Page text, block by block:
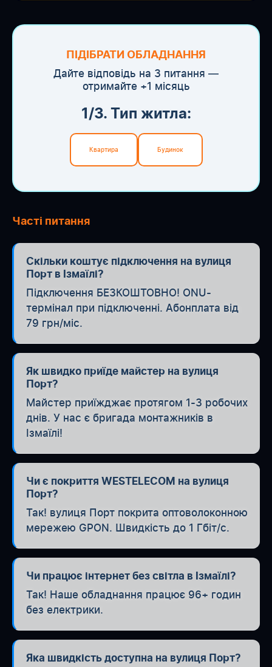
ПІДІБРАТИ ОБЛАДНАННЯ
Дайте відповідь на 3 питання —
отримайте +1 місяць
1/3. Тип житла:
Квартира Будинок
Часті питання
Скільки коштує підключення на вулиця
Порт в Ізмаїлі?
Підключення БЕЗКОШТОВНО! ONU-
термінал при підключенні. Абонплата від
79 грн/міс.
Як швидко приїде майстер на вулиця
Порт?
Майстер приїжджає протягом 1-3 робочих
днів. У нас є бригада монтажників в
Ізмаїлі!
Чи є покриття WESTELECOM на вулиця
Порт?
Так! вулиця Порт покрита оптоволоконною
мережею GPON. Швидкість до 1 Гбіт/с.
Чи працює інтернет без світла в Ізмаїлі?
Так! Наше обладнання працює 96+ годин
без електрики.
Яка швидкість доступна на вулиця Порт?